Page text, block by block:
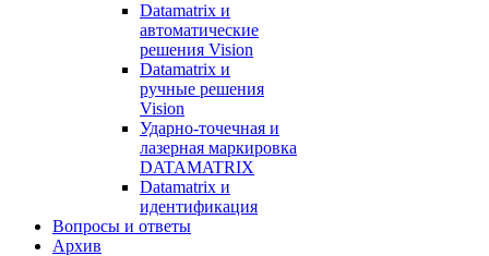
Datamatrix и
автоматические
решения Vision
Datamatrix и
ручные решения
Vision
Ударно-точечная и
лазерная маркировка
DATAMATRIX
Datamatrix и
идентификация
Вопросы и ответы
Архив